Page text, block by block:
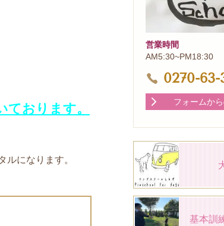
おります。
ルになります。
営業時間
AM5:30~PM18:30
0270-63-
フォームか
基本訓